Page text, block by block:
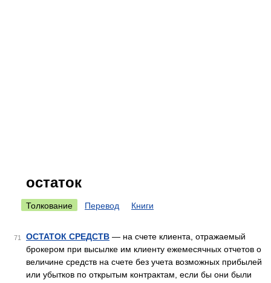
остаток
Толкование Перевод Книги
71 ОСТАТОК СРЕДСТВ — на счете клиента, отражаемый
брокером при высылке им клиенту ежемесячных отчетов о
величине средств на счете без учета возможных прибылей
или убытков по открытым контрактам, если бы они были